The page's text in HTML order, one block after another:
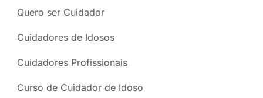
Quero ser Cuidador
Cuidadores de Idosos
Cuidadores Profissionais
Curso de Cuidador de Idoso